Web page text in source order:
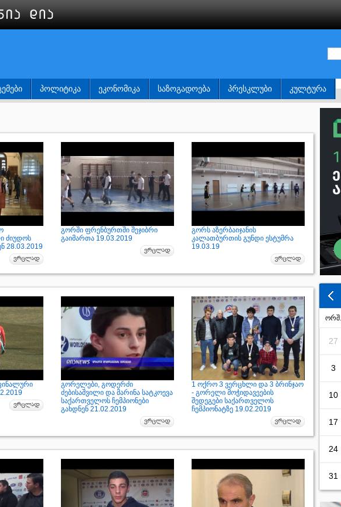
ᲞᲝᲚᲘᲢᲘᲙᲐ ᲔᲙᲝᲜᲝᲛᲘᲙᲐ ᲡᲐᲖᲝᲒᲐᲓᲝᲔᲑᲐ ᲞᲠᲔᲡᲙᲚᲣᲑᲘ ᲙᲣᲚᲢᲣᲠᲐ
ძიუდოს
28.03.2019
გორში ფრენბურთში შეჯიბრი
გაიმართა 19.03.2019
გორს აზერბაიჯანის
კალათბურთის გუნდი ესტუმრა
19.03.19
გორელები, გოდერძი
ძებისაშვილი და მარინა სატკოევა
საქართველოს ჩემპიონები
გახდნენ 21.02.2019
1 ოქრო 3 ვერცხლი და 3 ბრინჯაო
- გორელი მოჭიდავეების
შედეგები საქართველოს
ჩემპიონატზე 19.02.2019
ორშ.
27
3
10
17
24
31